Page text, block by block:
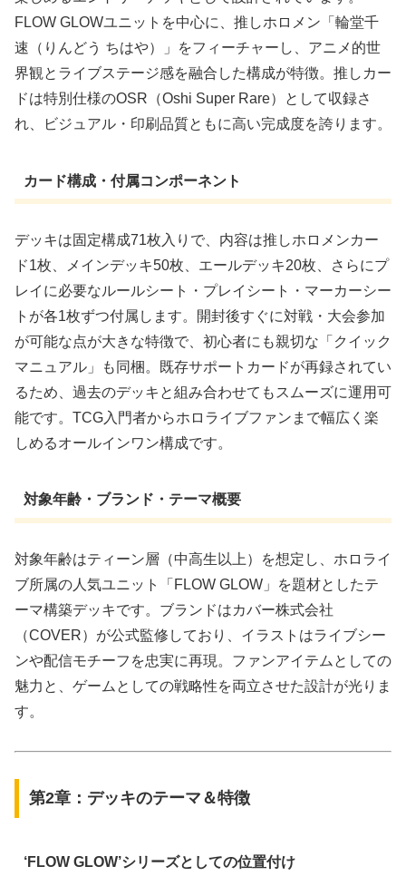
FLOW GLOWユニットを中心に、推しホロメン「輪堂千
速（りんどう ちはや）」をフィーチャーし、アニメ的世
界観とライブステージ感を融合した構成が特徴。推しカー
ドは特別仕様のOSR（Oshi Super Rare）として収録さ
れ、ビジュアル・印刷品質ともに高い完成度を誇ります。
カード構成・付属コンポーネント
デッキは固定構成71枚入りで、内容は推しホロメンカー
ド1枚、メインデッキ50枚、エールデッキ20枚、さらにプ
レイに必要なルールシート・プレイシート・マーカーシー
トが各1枚ずつ付属します。開封後すぐに対戦・大会参加
が可能な点が大きな特徴で、初心者にも親切な「クイック
マニュアル」も同梱。既存サポートカードが再録されてい
るため、過去のデッキと組み合わせてもスムーズに運用可
能です。TCG入門者からホロライブファンまで幅広く楽
しめるオールインワン構成です。
対象年齢・ブランド・テーマ概要
対象年齢はティーン層（中高生以上）を想定し、ホロライ
ブ所属の人気ユニット「FLOW GLOW」を題材としたテ
ーマ構築デッキです。ブランドはカバー株式会社
（COVER）が公式監修しており、イラストはライブシー
ンや配信モチーフを忠実に再現。ファンアイテムとしての
魅力と、ゲームとしての戦略性を両立させた設計が光りま
す。
第2章：デッキのテーマ＆特徴
‘FLOW GLOW’シリーズとしての位置付け